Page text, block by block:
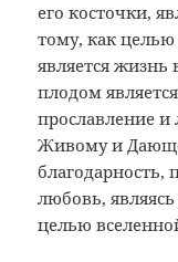
его косточки,
тому, как
является
плодом
прославление
Живому и
благодарность,
любовь,
целью